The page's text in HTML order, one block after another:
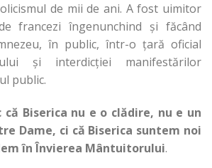
de mii de ani. A fost uimitor
francezi îngenunchind și făcând
în public, într-o țară oficial
și interdicției manifestărilor
public.
că Biserica nu e o clădire, nu e un
Dame, ci că Biserica suntem noi
în Învierea Mântuitorului.